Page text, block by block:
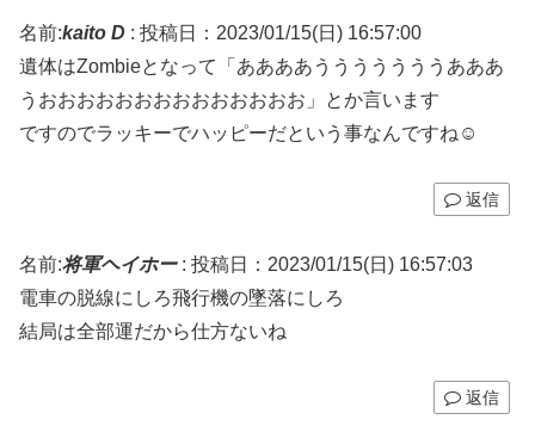
名前:kaito D : 投稿日：2023/01/15(日) 16:57:00
遺体はZombieとなって「ああああうううううううあああ
うおおおおおおおおおおおおおお」とか言います
ですのでラッキーでハッピーだという事なんですね☺
返信
名前:将軍ヘイホー: 投稿日：2023/01/15(日) 16:57:03
電車の脱線にしろ飛行機の墜落にしろ
結局は全部運だから仕方ないね
返信